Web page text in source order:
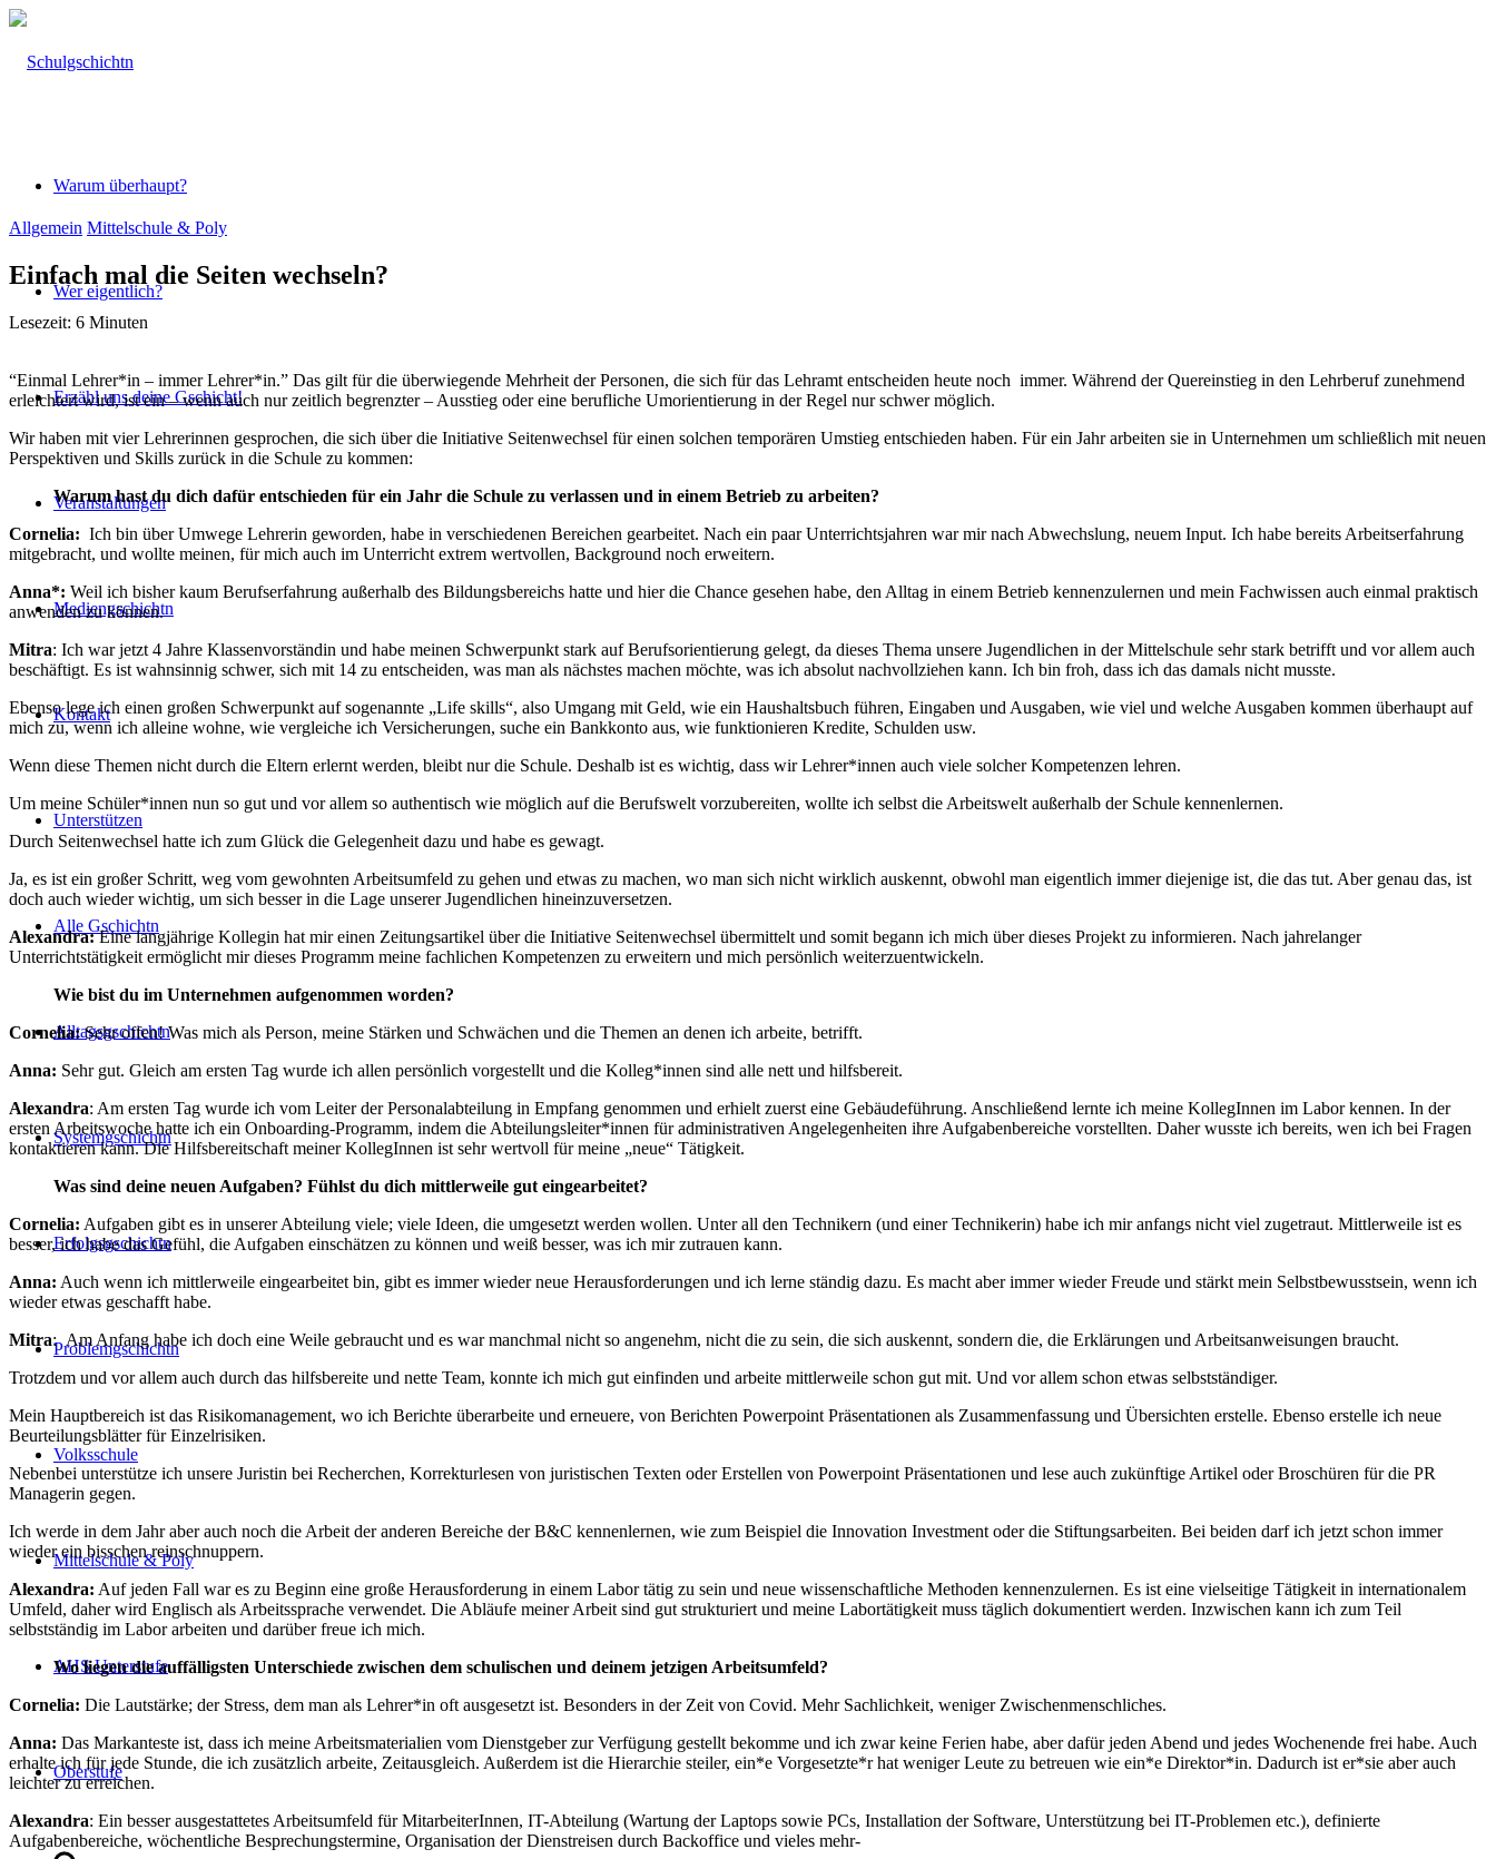
Warum überhaupt?
Wer eigentlich?
Erzähl uns deine Gschicht!
Veranstaltungen
Mediengschichtn
Kontakt
Unterstützen
Alle Gschichtn
Alltagsgschichtn
Systemgschichtn
Erfolgsgschichtn
Problemgschichtn
Volksschule
Mittelschule & Poly
AHS Unterstufe
Oberstufe
Allgemein Mittelschule & Poly
Einfach mal die Seiten wechseln?
Lesezeit: 6 Minuten
“Einmal Lehrer*in – immer Lehrer*in.” Das gilt für die überwiegende Mehrheit der Personen, die sich für das Lehramt entscheiden heute noch immer. Während der Quereinstieg in den Lehrberuf zunehmend
erleichtert wird, ist ein – wenn auch nur zeitlich begrenzter – Ausstieg oder eine berufliche Umorientierung in der Regel nur schwer möglich.
Wir haben mit vier Lehrerinnen gesprochen, die sich über die Initiative Seitenwechsel für einen solchen temporären Umstieg entschieden haben. Für ein Jahr arbeiten sie in Unternehmen um schließlich mit neuen
Perspektiven und Skills zurück in die Schule zu kommen:
Warum hast du dich dafür entschieden für ein Jahr die Schule zu verlassen und in einem Betrieb zu arbeiten?
Cornelia: Ich bin über Umwege Lehrerin geworden, habe in verschiedenen Bereichen gearbeitet. Nach ein paar Unterrichtsjahren war mir nach Abwechslung, neuem Input. Ich habe bereits Arbeitserfahrung
mitgebracht, und wollte meinen, für mich auch im Unterricht extrem wertvollen, Background noch erweitern.
Anna*: Weil ich bisher kaum Berufserfahrung außerhalb des Bildungsbereichs hatte und hier die Chance gesehen habe, den Alltag in einem Betrieb kennenzulernen und mein Fachwissen auch einmal praktisch
anwenden zu können.
Mitra: Ich war jetzt 4 Jahre Klassenvorständin und habe meinen Schwerpunkt stark auf Berufsorientierung gelegt, da dieses Thema unsere Jugendlichen in der Mittelschule sehr stark betrifft und vor allem auch
beschäftigt. Es ist wahnsinnig schwer, sich mit 14 zu entscheiden, was man als nächstes machen möchte, was ich absolut nachvollziehen kann. Ich bin froh, dass ich das damals nicht musste.
Ebenso lege ich einen großen Schwerpunkt auf sogenannte „Life skills“, also Umgang mit Geld, wie ein Haushaltsbuch führen, Eingaben und Ausgaben, wie viel und welche Ausgaben kommen überhaupt auf
mich zu, wenn ich alleine wohne, wie vergleiche ich Versicherungen, suche ein Bankkonto aus, wie funktionieren Kredite, Schulden usw.
Wenn diese Themen nicht durch die Eltern erlernt werden, bleibt nur die Schule. Deshalb ist es wichtig, dass wir Lehrer*innen auch viele solcher Kompetenzen lehren.
Um meine Schüler*innen nun so gut und vor allem so authentisch wie möglich auf die Berufswelt vorzubereiten, wollte ich selbst die Arbeitswelt außerhalb der Schule kennenlernen.
Durch Seitenwechsel hatte ich zum Glück die Gelegenheit dazu und habe es gewagt.
Ja, es ist ein großer Schritt, weg vom gewohnten Arbeitsumfeld zu gehen und etwas zu machen, wo man sich nicht wirklich auskennt, obwohl man eigentlich immer diejenige ist, die das tut. Aber genau das, ist
doch auch wieder wichtig, um sich besser in die Lage unserer Jugendlichen hineinzuversetzen.
Alexandra:Eine langjährige Kollegin hat mir einen Zeitungsartikel über die Initiative Seitenwechsel übermittelt und somit begann ich mich über dieses Projekt zu informieren. Nach jahrelanger
Unterrichtstätigkeit ermöglicht mir dieses Programm meine fachlichen Kompetenzen zu erweitern und mich persönlich weiterzuentwickeln.
Wie bist du im Unternehmen aufgenommen worden?
Cornelia:Sehr offen! Was mich als Person, meine Stärken und Schwächen und die Themen an denen ich arbeite, betrifft.
Anna: Sehr gut. Gleich am ersten Tag wurde ich allen persönlich vorgestellt und die Kolleg*innen sind alle nett und hilfsbereit.
Alexandra: Am ersten Tag wurde ich vom Leiter der Personalabteilung in Empfang genommen und erhielt zuerst eine Gebäudeführung. Anschließend lernte ich meine KollegInnen im Labor kennen. In der
ersten Arbeitswoche hatte ich ein Onboarding-Programm, indem die Abteilungsleiter*innen für administrativen Angelegenheiten ihre Aufgabenbereiche vorstellten. Daher wusste ich bereits, wen ich bei Fragen
kontaktieren kann. Die Hilfsbereitschaft meiner KollegInnen ist sehr wertvoll für meine „neue“ Tätigkeit.
Was sind deine neuen Aufgaben? Fühlst du dich mittlerweile gut eingearbeitet?
Cornelia: Aufgaben gibt es in unserer Abteilung viele; viele Ideen, die umgesetzt werden wollen. Unter all den Technikern (und einer Technikerin) habe ich mir anfangs nicht viel zugetraut. Mittlerweile ist es
besser, ich habe das Gefühl, die Aufgaben einschätzen zu können und weiß besser, was ich mir zutrauen kann.
Anna: Auch wenn ich mittlerweile eingearbeitet bin, gibt es immer wieder neue Herausforderungen und ich lerne ständig dazu. Es macht aber immer wieder Freude und stärkt mein Selbstbewusstsein, wenn ich
wieder etwas geschafft habe.
Mitra: Am Anfang habe ich doch eine Weile gebraucht und es war manchmal nicht so angenehm, nicht die zu sein, die sich auskennt, sondern die, die Erklärungen und Arbeitsanweisungen braucht.
Trotzdem und vor allem auch durch das hilfsbereite und nette Team, konnte ich mich gut einfinden und arbeite mittlerweile schon gut mit. Und vor allem schon etwas selbstständiger.
Mein Hauptbereich ist das Risikomanagement, wo ich Berichte überarbeite und erneuere, von Berichten Powerpoint Präsentationen als Zusammenfassung und Übersichten erstelle. Ebenso erstelle ich neue
Beurteilungsblätter für Einzelrisiken.
Nebenbei unterstütze ich unsere Juristin bei Recherchen, Korrekturlesen von juristischen Texten oder Erstellen von Powerpoint Präsentationen und lese auch zukünftige Artikel oder Broschüren für die PR
Managerin gegen.
Ich werde in dem Jahr aber auch noch die Arbeit der anderen Bereiche der B&C kennenlernen, wie zum Beispiel die Innovation Investment oder die Stiftungsarbeiten. Bei beiden darf ich jetzt schon immer
wieder ein bisschen reinschnuppern.
Alexandra: Auf jeden Fall war es zu Beginn eine große Herausforderung in einem Labor tätig zu sein und neue wissenschaftliche Methoden kennenzulernen. Es ist eine vielseitige Tätigkeit in internationalem
Umfeld, daher wird Englisch als Arbeitssprache verwendet. Die Abläufe meiner Arbeit sind gut strukturiert und meine Labortätigkeit muss täglich dokumentiert werden. Inzwischen kann ich zum Teil
selbstständig im Labor arbeiten und darüber freue ich mich.
Wo liegen die auffälligsten Unterschiede zwischen dem schulischen und deinem jetzigen Arbeitsumfeld?
Cornelia: Die Lautstärke; der Stress, dem man als Lehrer*in oft ausgesetzt ist. Besonders in der Zeit von Covid. Mehr Sachlichkeit, weniger Zwischenmenschliches.
Anna: Das Markanteste ist, dass ich meine Arbeitsmaterialien vom Dienstgeber zur Verfügung gestellt bekomme und ich zwar keine Ferien habe, aber dafür jeden Abend und jedes Wochenende frei habe. Auch
erhalte ich für jede Stunde, die ich zusätzlich arbeite, Zeitausgleich. Außerdem ist die Hierarchie steiler, ein*e Vorgesetzte*r hat weniger Leute zu betreuen wie ein*e Direktor*in. Dadurch ist er*sie aber auch
leichter zu erreichen.
Alexandra: Ein besser ausgestattetes Arbeitsumfeld für MitarbeiterInnen, IT-Abteilung (Wartung der Laptops sowie PCs, Installation der Software, Unterstützung bei IT-Problemen etc.), definierte
Aufgabenbereiche, wöchentliche Besprechungstermine, Organisation der Dienstreisen durch Backoffice und vieles mehr-